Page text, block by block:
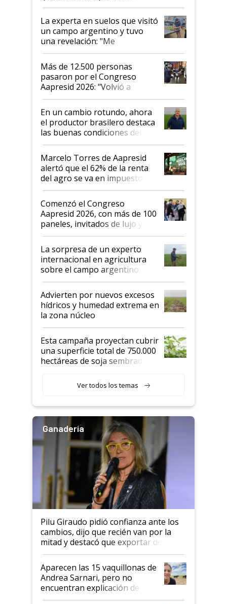
el lote
La experta en suelos que visitó
un campo argentino y tuvo
una revelación: "Me
impresionó mucho"
Más de 12.500 personas
pasaron por el Congreso
Aapresid 2026: "Volvió a
demostrar que hablar del
suelo es hablar de todo el
sistema productivo"
En un cambio rotundo, ahora
el productor brasilero destaca
las buenas condiciones del
agro argentino para invertir:
"Los veo más motivados"
Marcelo Torres de Aapresid
alertó que el 62% de la renta
del agro se va en impuestos:
"No es bueno que en
Argentina se sigan discutiendo
las mismas cosas de hace 50
años"
Comenzó el Congreso
Aapresid 2026, con más de 100
paneles, invitados de lujo y
todas las tendencias
La sorpresa de un experto
internacional en agricultura
sobre el campo argentino:
"Estoy muy impresionado"
Advierten por nuevos excesos
hídricos y humedad extrema en
la zona núcleo
Esta campaña proyectan cubrir
una superficie total de 750.000
hectáreas de soja sembradas
variedades que marcan un
salto tecnológico en genética y
Ver todos los temas
Ganadería
Pilu Giraudo pidió confianza ante los
cambios, dijo que recién van por la
mitad y destacó que exportar dejó de
ser "para unos pocos": "Tenemos un
mandato muy claro del gobierno
nacional"
Aparecen las 15 vaquillonas de
Andrea Sarnari, pero no
encuentran explicación de
cómo llegaron allí